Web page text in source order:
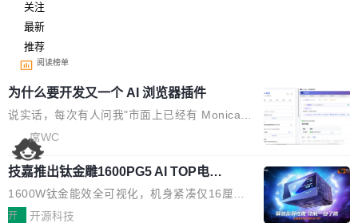
关注
最新
推荐
阅读榜单
为什么要开发又一个 AI 浏览器插件
说实话，每次有人问我"市面上已经有 Monica、
Sider、Copilot for Chrome 这些 AI 浏览器插件
了，你为什么还要再做一个"，我都觉得这个问题
问得好。 因为我自己也是从用户变成开发者的。
现有产品的天花板 我用过不少 AI 浏览器插件。
刚开始觉得都挺好——选中一段文字，弹出解
席WC
技嘉推出钛金雕1600PG5 AI TOP电
源：为发烧级主机与本地AI算力打造旗
舰供电方案
1600W钛金能效全可视化，机身紧凑仅16厘米
继2026台北电脑展首度亮相后，技嘉科技近日正
开 开源科技